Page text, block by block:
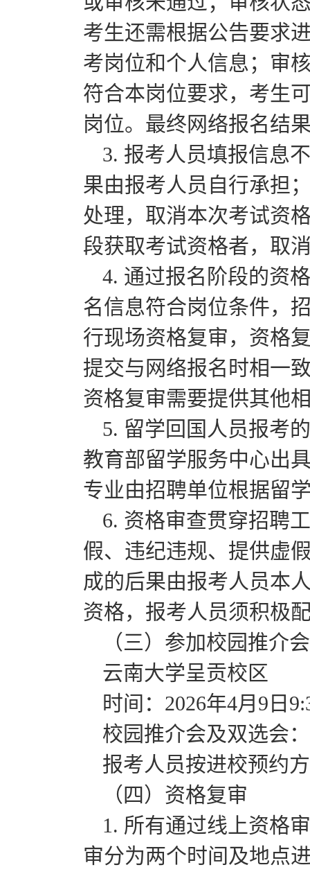
考生还需根据公告要求
考岗位和个人信息；审
符合本岗位要求，考生
岗位。最终网络报名结
3. 报考人员填报信息
果由报考人员自行承担
处理，取消本次考试资
段获取考试资格者，取
4. 通过报名阶段的资
名信息符合岗位条件，
行现场资格复审，资格
提交与网络报名时相一
资格复审需要提供其他
5. 留学回国人员报考
教育部留学服务中心出
专业由招聘单位根据留
6. 资格审查贯穿招聘
假、违纪违规、提供虚
成的后果由报考人员本
资格，报考人员须积极
（三）参加校园推介
云南大学呈贡校区
时间：2026年4月9日
校园推介会及双选会
报考人员按进校预约
（四）资格复审
1. 所有通过线上资格
审分为两个时间及地点